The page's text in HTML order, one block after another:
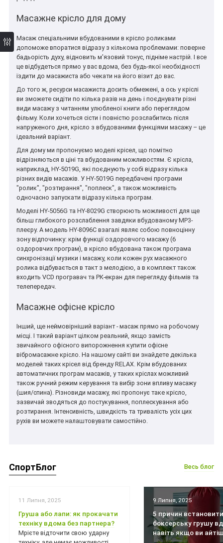
Масажне крісло для дому
Масаж спеціальними вбудованими в крісло роликами
допоможе впоратися відразу з кількома проблемами: поверне
бадьорість духу, відновить м'язовий тонус, підніме настрій. І все
це відбудеться прямо у вас вдома, без будь-якої необхідності
їздити до масажиста або чекати на його візит до вас.
До того ж, ресурси масажиста досить обмежені, а ось у кріслі
ви зможете сидіти по кілька разів на день і поєднувати різні
види масажу з читанням улюбленої книги або переглядом
фільму. Коли хочеться сісти і повністю розслабитись після
напруженого дня, крісло з вбудованими функціями масажу – це
ідеальний варіант.
Для дому ми пропонуємо моделі крісел, що помітно
відрізняються в ціні та вбудованим можливостям. Є крісла,
наприклад, HY-5019G, які поєднують у собі відразу кілька
різних видів масажів. У HY-5019G передбачені програми
"ролик", "розтирання", "поплеск", а також можливість
одночасно запускати відразу кілька програм.
Моделі HY-5056G та HY-8029G створюють можливості для ще
більш глибокого розслаблення завдяки вбудованому MP3-
плеєру. А модель HY-8096C взагалі являє собою повноцінну
зону відпочинку: крім функції оздоровчого масажу (6
оздоровчих програм), в крісло вбудована також програма
синхронізації музики і масажу, коли кожен рух масажного
ролика відбувається в такт з мелодією, а в комплект також
входить VCD програвач та РК-екран для перегляду фільмів та
телепередач.
Масажне офісне крісло
Інший, ще неймовірніший варіант - масаж прямо на робочому
місці. І такий варіант цілком реальний, якщо замість
звичайного офісного випорожнення купити офісне
вібромасажне крісло. На нашому сайті ви знайдете декілька
моделей таких крісел від бренду RELAX. Крім вбудованих
автоматичних програм масажів, у таких кріслах можливий
також ручний режим керування та вибір зони впливу масажу
(шия/спина). Різновиди масажу, які пропонує таке крісло,
зазвичай зводяться до постукування, поплескування або
розтирання. Інтенсивність, швидкість та тривалість усіх цих
рухів ви можете налаштовувати самостійно.
СпортБлог Весь блог
11 Липня, 2025
Груша або лапи: як прокачати
техніку вдома без партнера?
Мрієте відточити свою ударну
9 Липня, 2025
5 причин встановити
боксерську грушу
навіть якщо ви